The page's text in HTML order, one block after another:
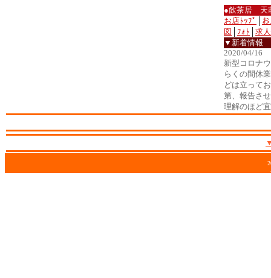
●飲茶居 天
お店ﾄｯﾌﾟ
図
ﾌｫﾄ
求
▼新着情報
2020/04/16
新型コロナ
らくの間休
どは立って
第、報告さ
理解のほど